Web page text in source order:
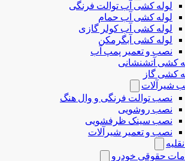
لوله کشی آب توالت فرنگی
لوله کشی آب حمام
لوله کشی آب کولر گازی
لوله کشی آبگرمکن
نصب و تعمیر پمپ آب
کشی آتشنشانی
کشی گاز
شیرآلات
نصب توالت فرنگی و وال هنگ
نصب روشویی
نصب سینک ظرفشویی
نصب و تعمیر شیرآلات
حقوقی خودرو